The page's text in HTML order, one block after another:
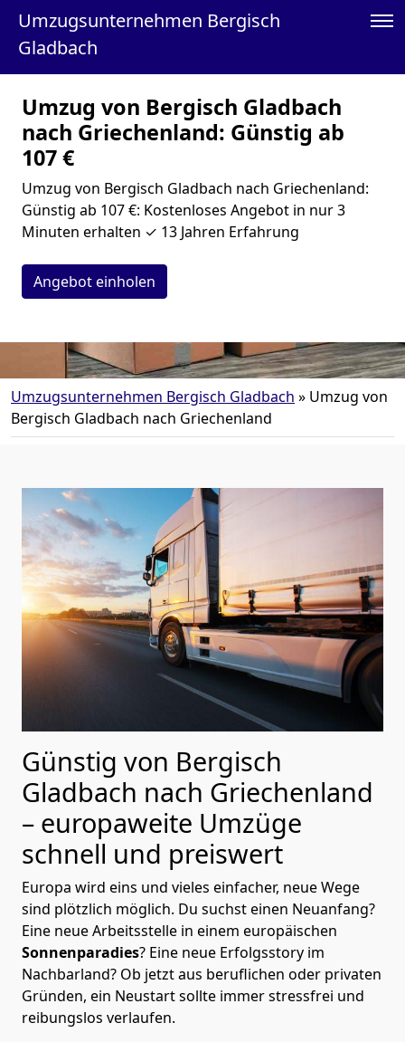
Umzugsunternehmen Bergisch
Gladbach
Umzug von Bergisch Gladbach
nach Griechenland: Günstig ab
107 €
Umzug von Bergisch Gladbach nach Griechenland:
Günstig ab 107 €: Kostenloses Angebot in nur 3
Minuten erhalten ✓ 13 Jahren Erfahrung
Angebot einholen
Umzugsunternehmen Bergisch Gladbach » Umzug von
Bergisch Gladbach nach Griechenland
Günstig von Bergisch
Gladbach nach Griechenland
– europaweite Umzüge
schnell und preiswert
Europa wird eins und vieles einfacher, neue Wege
sind plötzlich möglich. Du suchst einen Neuanfang?
Eine neue Arbeitsstelle in einem europäischen
Sonnenparadies? Eine neue Erfolgsstory im
Nachbarland? Ob jetzt aus beruflichen oder privaten
Gründen, ein Neustart sollte immer stressfrei und
reibungslos verlaufen.